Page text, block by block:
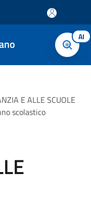
AI
E ALLE SCUOLE
scolastico